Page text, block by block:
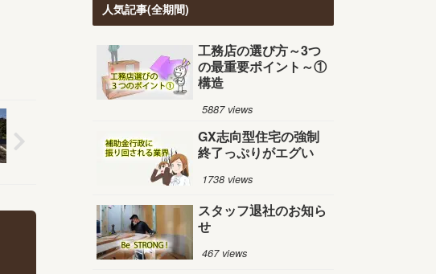
人気記事(全期間)
工務店の選び方～3つ
の最重要ポイント～①
構造
5887 views
GX志向型住宅の強制
終了っぷりがエグい
1738 views
スタッフ退社のお知ら
せ
467 views